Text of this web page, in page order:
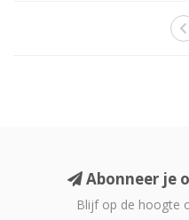
Abonneer je
Blijf op de hoogte